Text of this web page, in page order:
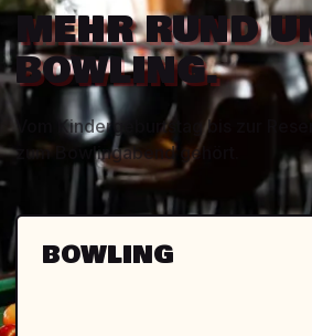
MEHR RUND
BOWLING.
Vom Kindergeburtstag bis zur
zum Bowlingabend gehört.
BOWLING